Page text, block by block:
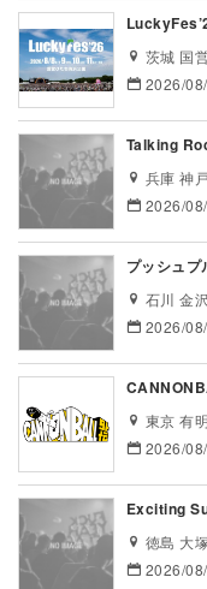
茨城 国
2026/
Talking
兵庫 神
2026/
プッシュ
石川 金
2026/
東京 有
2026/
Exciting
徳島 大
2026/